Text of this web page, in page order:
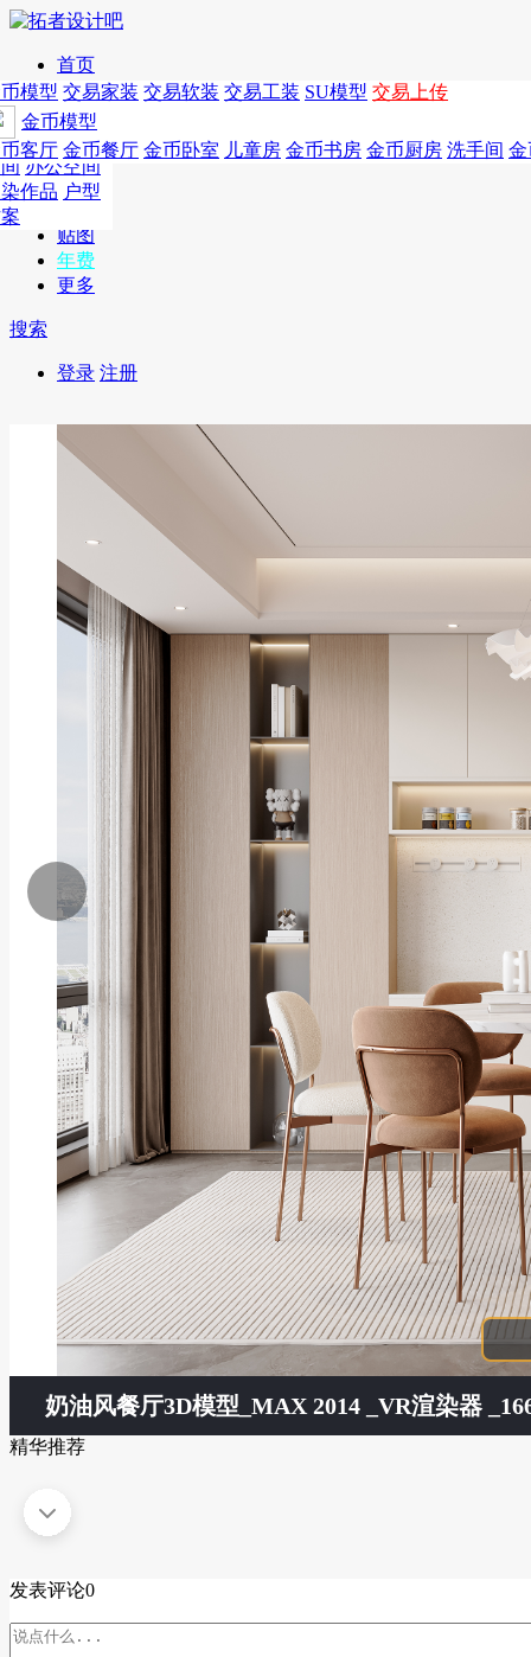
首页
发现
年费 作品 图纸 交易 软装 工装 SU模 金币
年费版块
费图纸 年费户型 年费高清 年费视频 年费模型 年费精选
作品
别墅 国外
酒店设计
设计 商业
办公空间
作品 户型
模型
模型 交易家装 交易软装 交易工装 SU模型 交易上传
金币模型
客厅 金币餐厅 金币卧室 儿童房 金币书房 金币厨房 洗手间 金
CAD
概念
贴图
年费
更多
搜索
登录 注册
奶油风餐厅3D模型 _MAX 2014 _VR渲染器
精华推荐
发表评论0